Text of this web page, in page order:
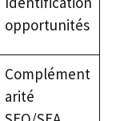
opportunités
Complément
arité